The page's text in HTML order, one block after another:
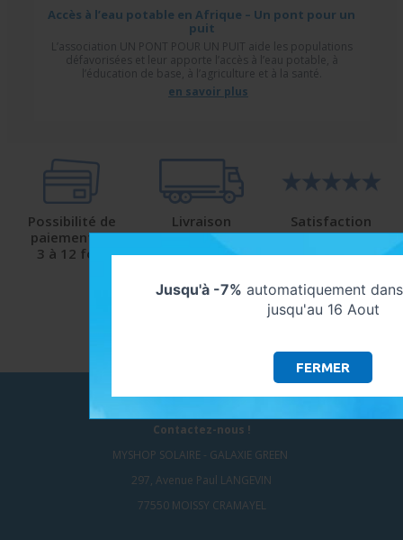
Accès à l’eau potable en Afrique – Un pont pour un
puit
L’association UN PONT POUR UN PUIT aide les populations
défavorisées et leur apporte l’accès à l’eau potable, à
l’éducation de base, à l’agriculture et à la santé.
en savoir plus
Possibilité de
paiement de
3 à 12 fois
Livraison
protégée
et sécurisée
Satisfaction
client
9.5/10 avec Avis-
NOUS CONTACTER
Contactez-nous !
MYSHOP SOLAIRE - GALAXIE GREEN
297, Avenue Paul LANGEVIN
77550 MOISSY CRAMAYEL
Jusqu'à -7% automatiquement
jusqu'au 16 Aout
FERMER